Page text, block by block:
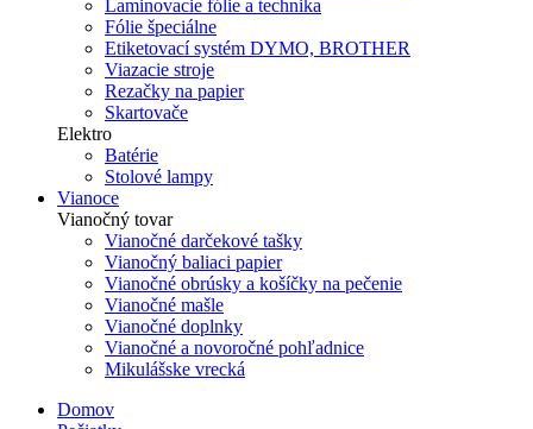
Laminovacie fólie a technika
Fólie špeciálne
Etiketovací systém DYMO, BROTHER
Viazacie stroje
Rezačky na papier
Skartovače
Elektro
Batérie
Stolové lampy
Vianoce
Vianočný tovar
Vianočné darčekové tašky
Vianočný baliaci papier
Vianočné obrúsky a košíčky na pečenie
Vianočné mašle
Vianočné doplnky
Vianočné a novoročné pohľadnice
Mikulášske vrecká
Domov